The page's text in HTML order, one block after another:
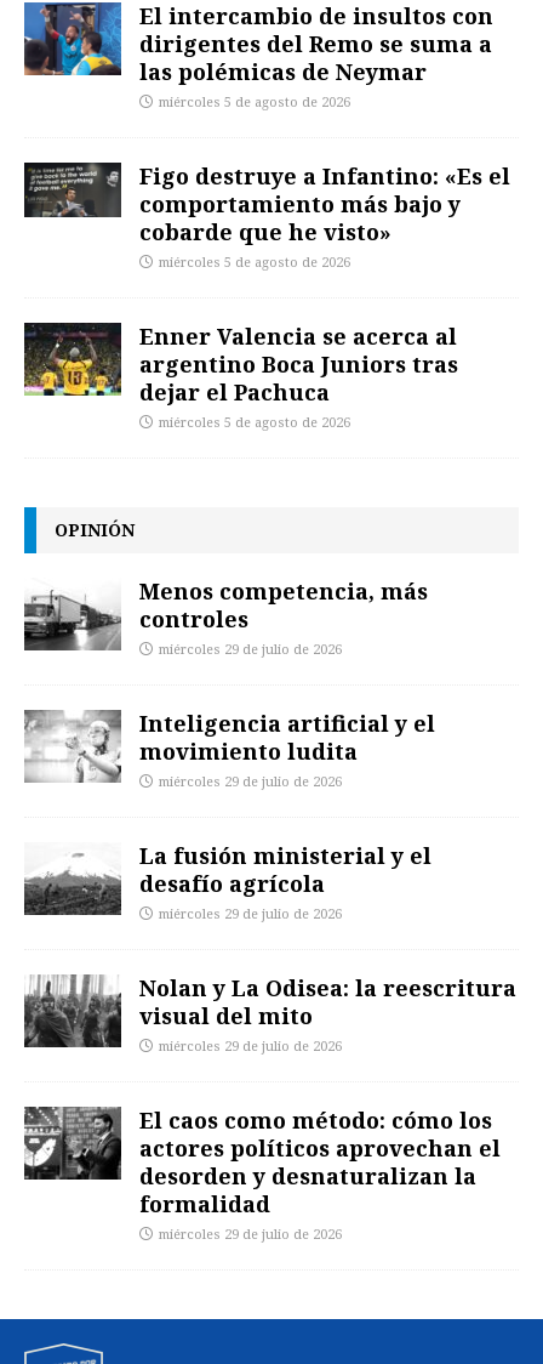
El intercambio de insultos con
dirigentes del Remo se suma a
las polémicas de Neymar
miércoles 5 de agosto de 2026
Figo destruye a Infantino: «Es el
comportamiento más bajo y
cobarde que he visto»
miércoles 5 de agosto de 2026
Enner Valencia se acerca al
argentino Boca Juniors tras
dejar el Pachuca
miércoles 5 de agosto de 2026
OPINIÓN
Menos competencia, más
controles
miércoles 29 de julio de 2026
Inteligencia artificial y el
movimiento ludita
miércoles 29 de julio de 2026
La fusión ministerial y el
desafío agrícola
miércoles 29 de julio de 2026
Nolan y La Odisea: la reescritura
visual del mito
miércoles 29 de julio de 2026
El caos como método: cómo los
actores políticos aprovechan el
desorden y desnaturalizan la
formalidad
miércoles 29 de julio de 2026